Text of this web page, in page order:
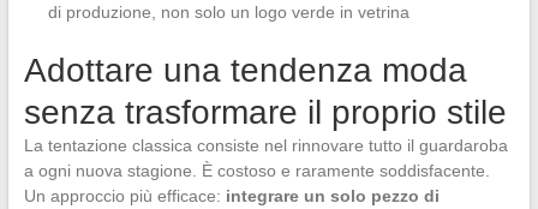
di produzione, non solo un logo verde in vetrina
Adottare una tendenza moda
senza trasformare il proprio stile
La tentazione classica consiste nel rinnovare tutto il guardaroba
a ogni nuova stagione. È costoso e raramente soddisfacente.
Un approccio più efficace: integrare un solo pezzo di